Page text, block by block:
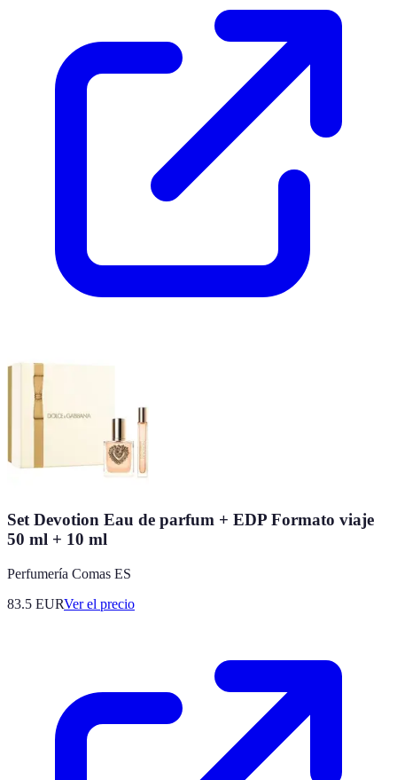
Set Devotion Eau de parfum + EDP Formato viaje
50 ml + 10 ml
Perfumería Comas ES
83.5 EURVer el precio